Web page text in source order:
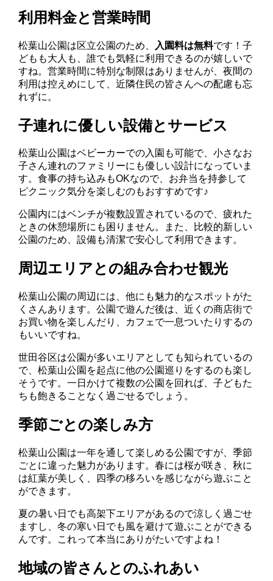
利用料金と営業時間
松葉山公園は区立公園のため、 入園料は無料です！子
どもも大人も、誰でも気軽に利用できるのが嬉しいで
すね。営業時間に特別な制限はありませんが、夜間の
利用は控えめにして、近隣住民の皆さんへの配慮も忘
れずに。
子連れに優しい設備とサービス
松葉山公園はベビーカーでの入園も可能で、小さなお
子さん連れのファミリーにも優しい設計になっていま
す。食事の持ち込みもOKなので、お弁当を持参して
ピクニック気分を楽しむのもおすすめです♪
公園内にはベンチが複数設置されているので、疲れた
ときの休憩場所にも困りません。また、比較的新しい
公園のため、設備も清潔で安心して利用できます。
周辺エリアとの組み合わせ観光
松葉山公園の周辺には、他にも魅力的なスポットがた
くさんあります。公園で遊んだ後は、近くの商店街で
お買い物を楽しんだり、カフェで一息ついたりするの
もいいですね。
世田谷区は公園が多いエリアとしても知られているの
で、松葉山公園を起点に他の公園巡りをするのも楽し
そうです。一日かけて複数の公園を回れば、子どもた
ちも飽きることなく過ごせるでしょう。
季節ごとの楽しみ方
松葉山公園は一年を通して楽しめる公園ですが、季節
ごとに違った魅力があります。春には桜が咲き、秋に
は紅葉が美しく、四季の移ろいを感じながら遊ぶこと
ができます。
夏の暑い日でも高架下エリアがあるので涼しく過ごせ
ますし、冬の寒い日でも風を避けて遊ぶことができる
んです。これって本当にありがたいですよね！
地域の皆さんとのふれあい